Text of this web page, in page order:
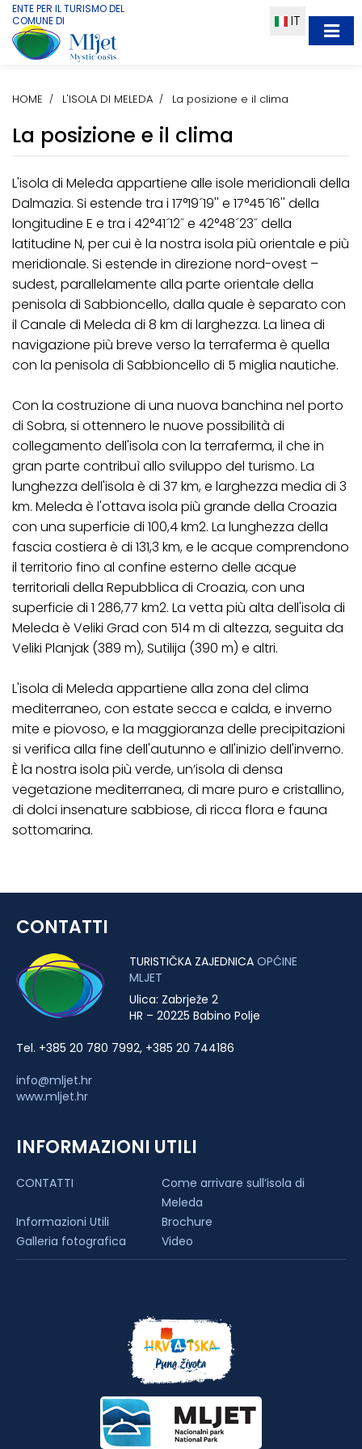
ENTE PER IL TURISMO DEL
COMUNE DI
IT
HOME L'ISOLA DI MELEDA La posizione e il clima
La posizione e il clima
L'isola di Meleda appartiene alle isole meridionali della
Dalmazia. Si estende tra i 17°19´19'' e 17°45´16'' della
longitudine E e tra i 42°41´12˝ e 42°48´23˝ della
latitudine N, per cui è la nostra isola più orientale e più
meridionale. Si estende in direzione nord-ovest –
sudest, parallelamente alla parte orientale della
penisola di Sabbioncello, dalla quale è separato con
il Canale di Meleda di 8 km di larghezza. La linea di
navigazione più breve verso la terraferma è quella
con la penisola di Sabbioncello di 5 miglia nautiche.
Con la costruzione di una nuova banchina nel porto
di Sobra, si ottennero le nuove possibilità di
collegamento dell'isola con la terraferma, il che in
gran parte contribuì allo sviluppo del turismo. La
lunghezza dell'isola è di 37 km, e larghezza media di 3
km. Meleda è l'ottava isola più grande della Croazia
con una superficie di 100,4 km2. La lunghezza della
fascia costiera è di 131,3 km, e le acque comprendono
il territorio fino al confine esterno delle acque
territoriali della Repubblica di Croazia, con una
superficie di 1 286,77 km2. La vetta più alta dell'isola di
Meleda è Veliki Grad con 514 m di altezza, seguita da
Veliki Planjak (389 m), Sutilija (390 m) e altri.
L'isola di Meleda appartiene alla zona del clima
mediterraneo, con estate secca e calda, e inverno
mite e piovoso, e la maggioranza delle precipitazioni
si verifica alla fine dell'autunno e all'inizio dell'inverno.
È la nostra isola più verde, un’isola di densa
vegetazione mediterranea, di mare puro e cristallino,
di dolci insenature sabbiose, di ricca flora e fauna
sottomarina.
CONTATTI
TURISTIČKA ZAJEDNICA OPĆINE
MLJET
Ulica: Zabrježe 2
HR – 20225 Babino Polje
Tel. +385 20 780 7992, +385 20 744186
info@mljet.hr
www.mljet.hr
INFORMAZIONI UTILI
CONTATTI
Come arrivare sull’isola di
Meleda
Informazioni Utili
Brochure
Galleria fotografica
Video